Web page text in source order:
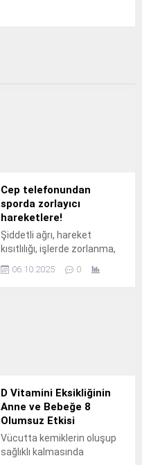
Cep telefonundan
sporda zorlayıcı
hareketlere!
Şiddetli ağrı, hareket
kısıtlılığı, işlerde zorlanma,
yıllarda omuz ağrılarından
06.10.2025 0
D Vitamini Eksikliğinin
Anne ve Bebeğe 8
Olumsuz Etkisi
Vücutta kemiklerin oluşup
sağlıklı kalmasında